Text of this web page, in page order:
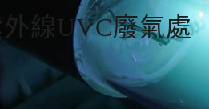
外線UVC廢氣處